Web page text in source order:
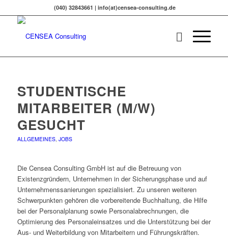
(040) 32843661 | info(at)censea-consulting.de
STUDENTISCHE
MITARBEITER (M/W)
GESUCHT
ALLGEMEINES, JOBS
Die Censea Consulting GmbH ist auf die Betreuung von
Existenzgründern, Unternehmen in der Sicherungsphase und auf
Unternehmenssanierungen spezialisiert. Zu unseren weiteren
Schwerpunkten gehören die vorbereitende Buchhaltung, die Hilfe
bei der Personalplanung sowie Personalabrechnungen, die
Optimierung des Personaleinsatzes und die Unterstützung bei der
Aus- und Weiterbildung von Mitarbeitern und Führungskräften.